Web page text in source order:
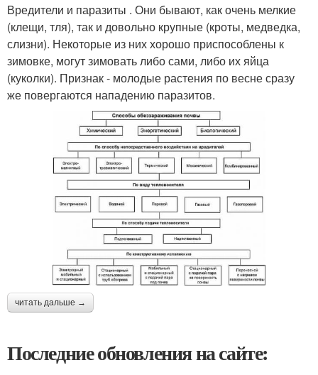
Вредители и паразиты . Они бывают, как очень мелкие
(клещи, тля), так и довольно крупные (кроты, медведка,
слизни). Некоторые из них хорошо приспособлены к
зимовке, могут зимовать либо сами, либо их яйца
(куколки). Признак - молодые растения по весне сразу
же повергаются нападению паразитов.
читать дальше →
Последние обновления на сайте: